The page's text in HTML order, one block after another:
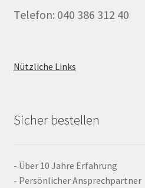
Telefon: 040 386 312 40
Nützliche Links
Sicher bestellen
- Über 10 Jahre Erfahrung
- Persönlicher Ansprechpartner